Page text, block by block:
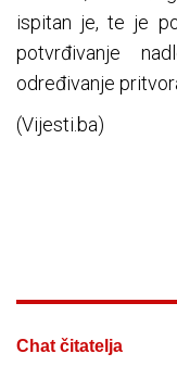
ispitan je, te je
potvrđivanje
određivanje
(Vijesti.ba)
Chat čitatelja